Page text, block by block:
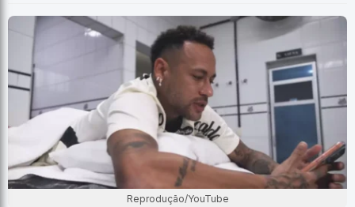
Reprodução/YouTube